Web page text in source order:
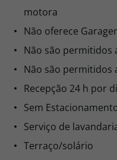
motora
Não oferece
Não são permitidos
Não são permitidos
Recepção 24 h por
Sem
Serviço de
Terraço/solário